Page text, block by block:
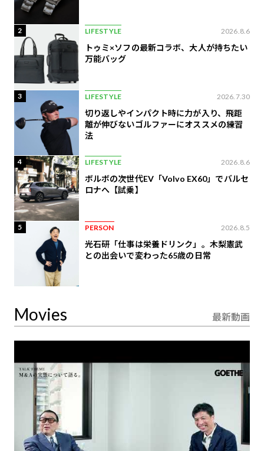
2 LIFESTYLE 2026.8.6
トゥミ×ソフの最新コラボ、大人が持ちたい
万能バッグ
3 LIFESTYLE 2026.7.30
切り返しやインパクト時に力が入り、飛距
離が伸びないゴルファーにオススメの練習
法
4 LIFESTYLE 2026.8.6
ボルボの次世代EV「Volvo EX60」でバルセ
ロナへ【試乗】
5 PERSON 2026.8.5
光石研「仕事は栄養ドリンク」。木梨憲武
との出会いで変わった65歳の日常
Movies 最新動画